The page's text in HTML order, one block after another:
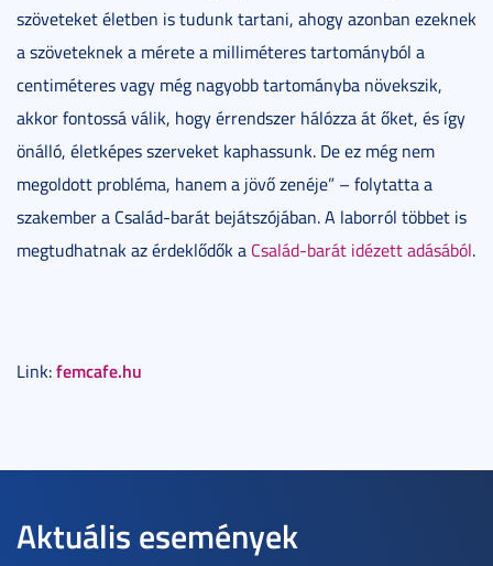
szöveteket életben is tudunk tartani, ahogy azonban ezeknek
a szöveteknek a mérete a milliméteres tartományból a
centiméteres vagy még nagyobb tartományba növekszik,
akkor fontossá válik, hogy érrendszer hálózza át őket, és így
önálló, életképes szerveket kaphassunk. De ez még nem
megoldott probléma, hanem a jövő zenéje” – folytatta a
szakember a Család-barát bejátszójában. A laborról többet is
megtudhatnak az érdeklődők a Család-barát idézett adásából.
Link:femcafe.hu
Aktuális események